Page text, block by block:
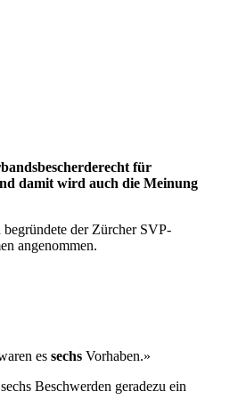
für
damit wird auch die Meinung
der Zürcher SVP-
angenommen.
es sechs Vorhaben.»
Beschwerden geradezu ein